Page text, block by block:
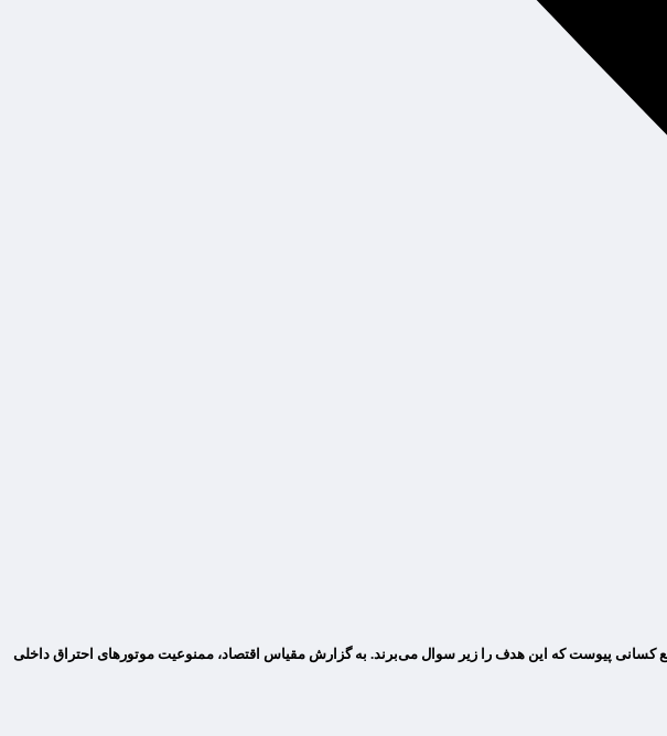
خودروهای دارای موتور احتراق داخلی از سال ۲۰۳۵، به شدت انتقاد کرد و به جمع کسانی پیوست که این هدف را زیر سوال می‌برند. به گزارش مقیاس اقتصاد، ممنوعیت موتورهای احتراق داخلی